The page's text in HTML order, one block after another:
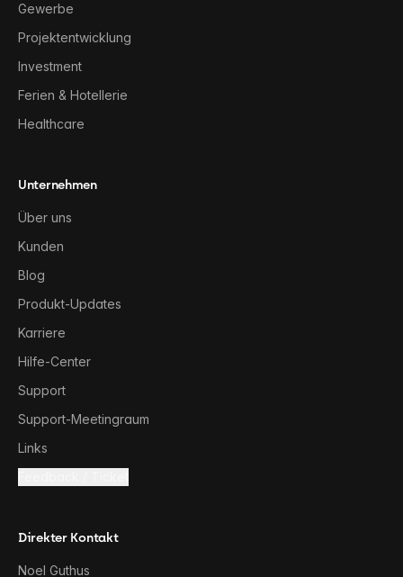
Gewerbe
Projektentwicklung
Investment
Ferien & Hotellerie
Healthcare
Unternehmen
Über uns
Kunden
Blog
Produkt-Updates
Karriere
Hilfe-Center
Support
Support-Meetingraum
Links
Direkter Kontakt
Noel Guthus